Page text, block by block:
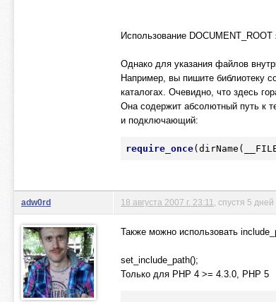
Использование
Однако для указания файлов
Например, вы пишите библиотеку
каталогах. Очевидно, что здесь
Она содержит абсолютный путь к
и подключающий:
require_once
adw0rd 18 августа 2007 г. 23:11 , спустя 5
Также можно использовать
set_include_path();
Только для PHP 4 >= 4.3.0, PHP 5